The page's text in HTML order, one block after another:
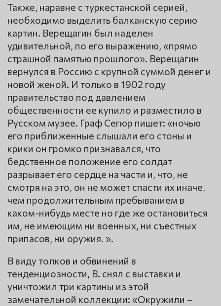
Также, наравне с туркестанской серией,
необходимо выделить балканскую серию
картин. Верещагин был наделен
удивительной, по его выражению, «прямо
страшной памятью прошлого». Верещагин
вернулся в Россию с крупной суммой денег и
новой женой. И только в 1902 году
правительство под давлением
общественности ее купило и разместило в
Русском музее. Граф Сегюр пишет: «ночью
его приближенные слышали его стоны и
крики он громко признавался, что
бедственное положение его солдат
разрывает его сердце на части и, что, не
смотря на это, он не может спасти их иначе,
чем продолжительным пребыванием в
каком-нибудь месте но где же остановиться
им, не имеющим ни военных, ни съестных
припасов, ни оружия. ».
В виду толков и обвинений в
тенденциозности, В. снял с выставки и
уничтожил три картины из этой
замечательной коллекции: «Окружили –